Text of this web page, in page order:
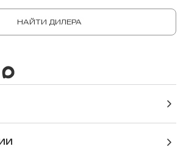
НАЙТИ ДИЛЕРА